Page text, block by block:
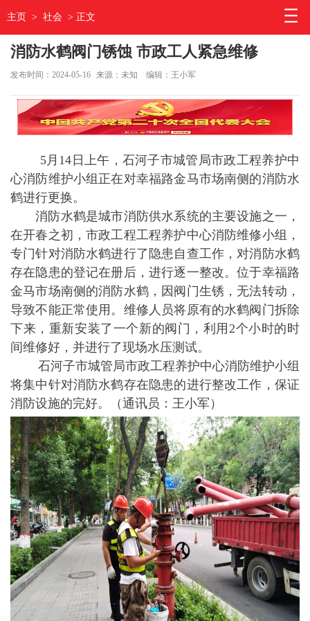
主页 > 社会 > 正文
消防水鹤阀门锈蚀 市政工人紧急维修
发布时间：2024-05-16 来源：未知 编辑：王小军
5月14日上午，石河子市城管局市政工程养护中
心消防维护小组正在对幸福路金马市场南侧的消防水
鹤进行更换。
消防水鹤是城市消防供水系统的主要设施之一，
在开春之初，市政工程工程养护中心消防维修小组，
专门针对消防水鹤进行了隐患自查工作，对消防水鹤
存在隐患的登记在册后，进行逐一整改。位于幸福路
金马市场南侧的消防水鹤，因阀门生锈，无法转动，
导致不能正常使用。维修人员将原有的水鹤阀门拆除
下来，重新安装了一个新的阀门，利用2个小时的时
间维修好，并进行了现场水压测试。
石河子市城管局市政工程养护中心消防维护小组
将集中针对消防水鹤存在隐患的进行整改工作，保证
消防设施的完好。（通讯员：王小军）